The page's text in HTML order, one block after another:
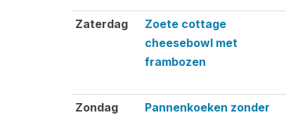
Zaterdag
Zoete cottage
cheesebowl met
frambozen
Zondag
Pannenkoeken zonder